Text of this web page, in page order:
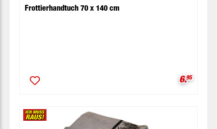
Frottierhandtuch 70 x 140 cm
6.95